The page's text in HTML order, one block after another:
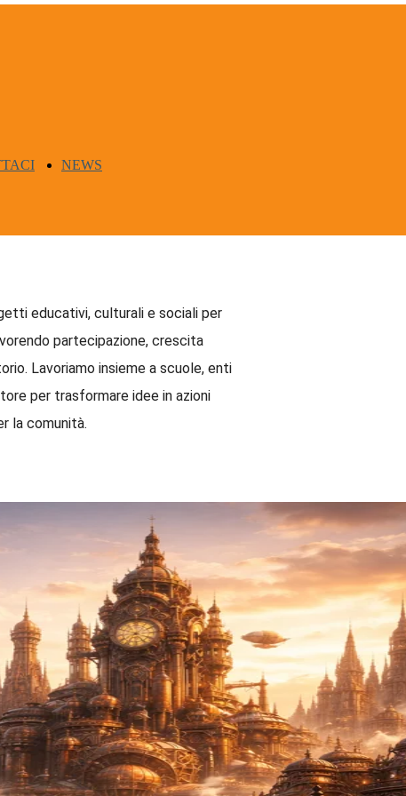
NEWS
educativi, culturali e sociali per
partecipazione, crescita
Lavoriamo insieme a scuole, enti
per trasformare idee in azioni
la comunità.